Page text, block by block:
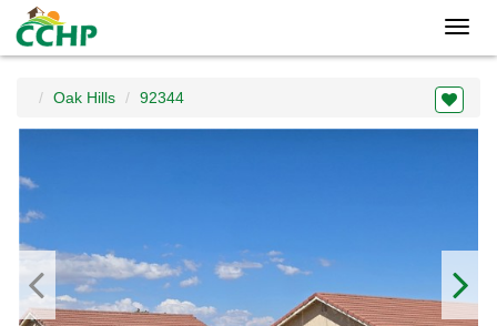
Oak Hills 92344